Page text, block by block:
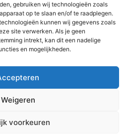
gebruiken wij technologieën zoals
op te slaan en/of te raadplegen.
kunnen wij gegevens zoals
site verwerken. Als je geen
intrekt, kan dit een nadelige
en mogelijkheden.
Weigeren
voorkeuren